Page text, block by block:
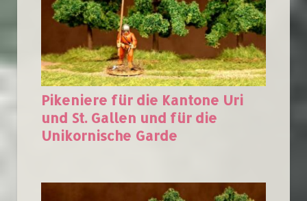
Pikeniere für die Kantone Uri
und St. Gallen und für die
Unikornische Garde